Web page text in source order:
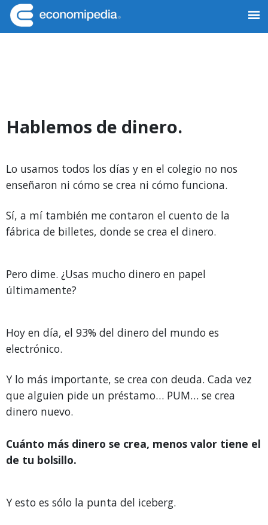
Saltar
a
la
Saltar
al
contenido
Economipedia
Haciendo
Hablemos de dinero.
Lo usamos todos los días y en el colegio no nos
enseñaron ni cómo se crea ni cómo funciona.
Sí, a mí también me contaron el cuento de la
fábrica de billetes, donde se crea el dinero.
Pero dime. ¿Usas mucho dinero en papel
últimamente?
Hoy en día, el 93% del dinero del mundo es
electrónico.
Y lo más importante, se crea con deuda. Cada vez
que alguien pide un préstamo… PUM… se crea
dinero nuevo.
Cuánto más dinero se crea, menos valor tiene el
de tu bolsillo.
Y esto es sólo la punta del iceberg.